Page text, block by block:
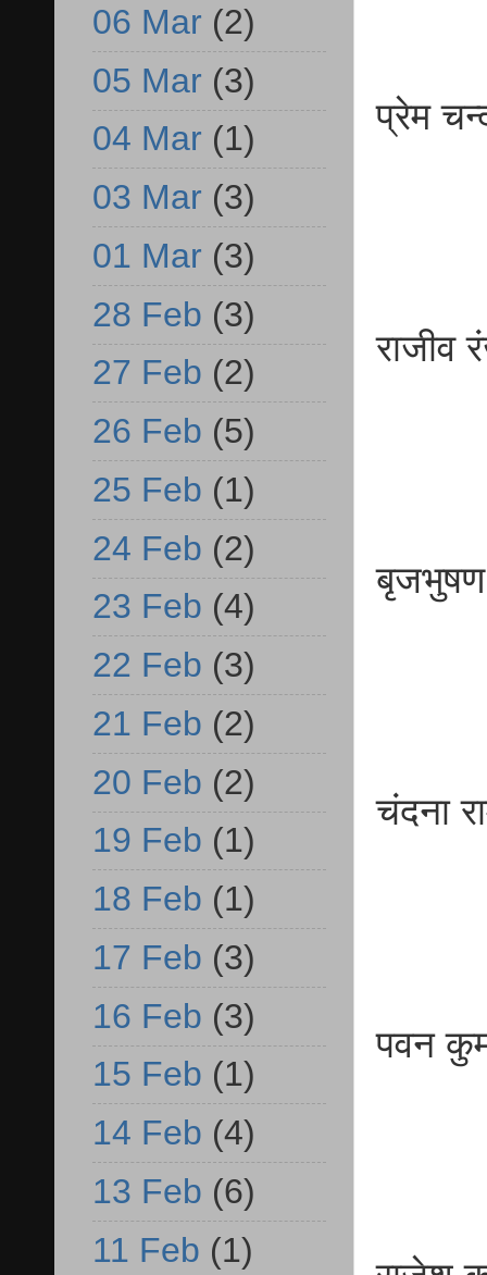
प्रेम
पवन
06 Mar (2)
05 Mar (3)
04 Mar (1)
03 Mar (3)
01 Mar (3)
28 Feb (3)
27 Feb (2)
26 Feb (5)
25 Feb (1)
24 Feb (2)
23 Feb (4)
22 Feb (3)
21 Feb (2)
20 Feb (2)
19 Feb (1)
18 Feb (1)
17 Feb (3)
16 Feb (3)
15 Feb (1)
14 Feb (4)
13 Feb (6)
11 Feb (1)